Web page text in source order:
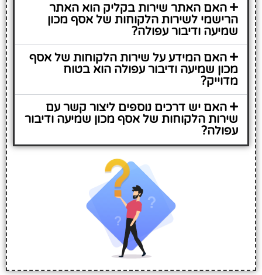
האם האתר שירות בקליק הוא האתר
הרישמי לשירות הלקוחות של אסף מכון
שמיעה ודיבור עפולה?
האם המידע על שירות הלקוחות של אסף
מכון שמיעה ודיבור עפולה הוא בטוח
מדוייק?
האם יש דרכים נוספים ליצור קשר עם
שירות הלקוחות של אסף מכון שמיעה ודיבור
עפולה?